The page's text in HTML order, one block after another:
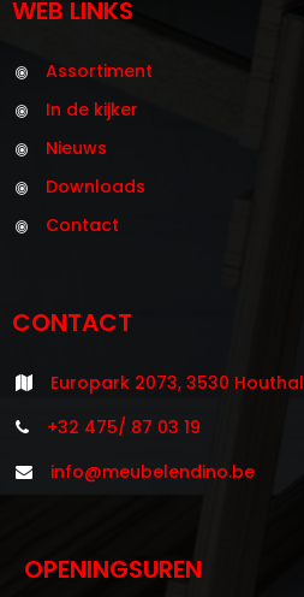
WEB LINKS
Assortiment
In de kijker
Nieuws
Downloads
Contact
CONTACT
Europark 2073, 3530
+32 475/ 87 03 19
info@meubelendino.be
OPENINGSUREN